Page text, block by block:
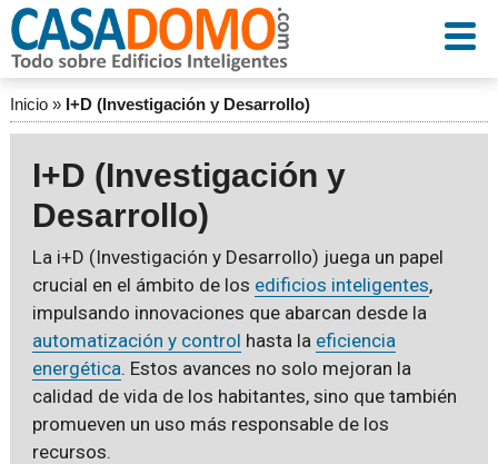
Inicio» I+D (Investigación y Desarrollo)
I+D (Investigación y
Desarrollo)
La i+D (Investigación y Desarrollo) juega un papel
crucial en el ámbito de los edificios inteligentes,
impulsando innovaciones que abarcan desde la
automatización y control hasta la eficiencia
energética. Estos avances no solo mejoran la
calidad de vida de los habitantes, sino que también
promueven un uso más responsable de los
recursos.